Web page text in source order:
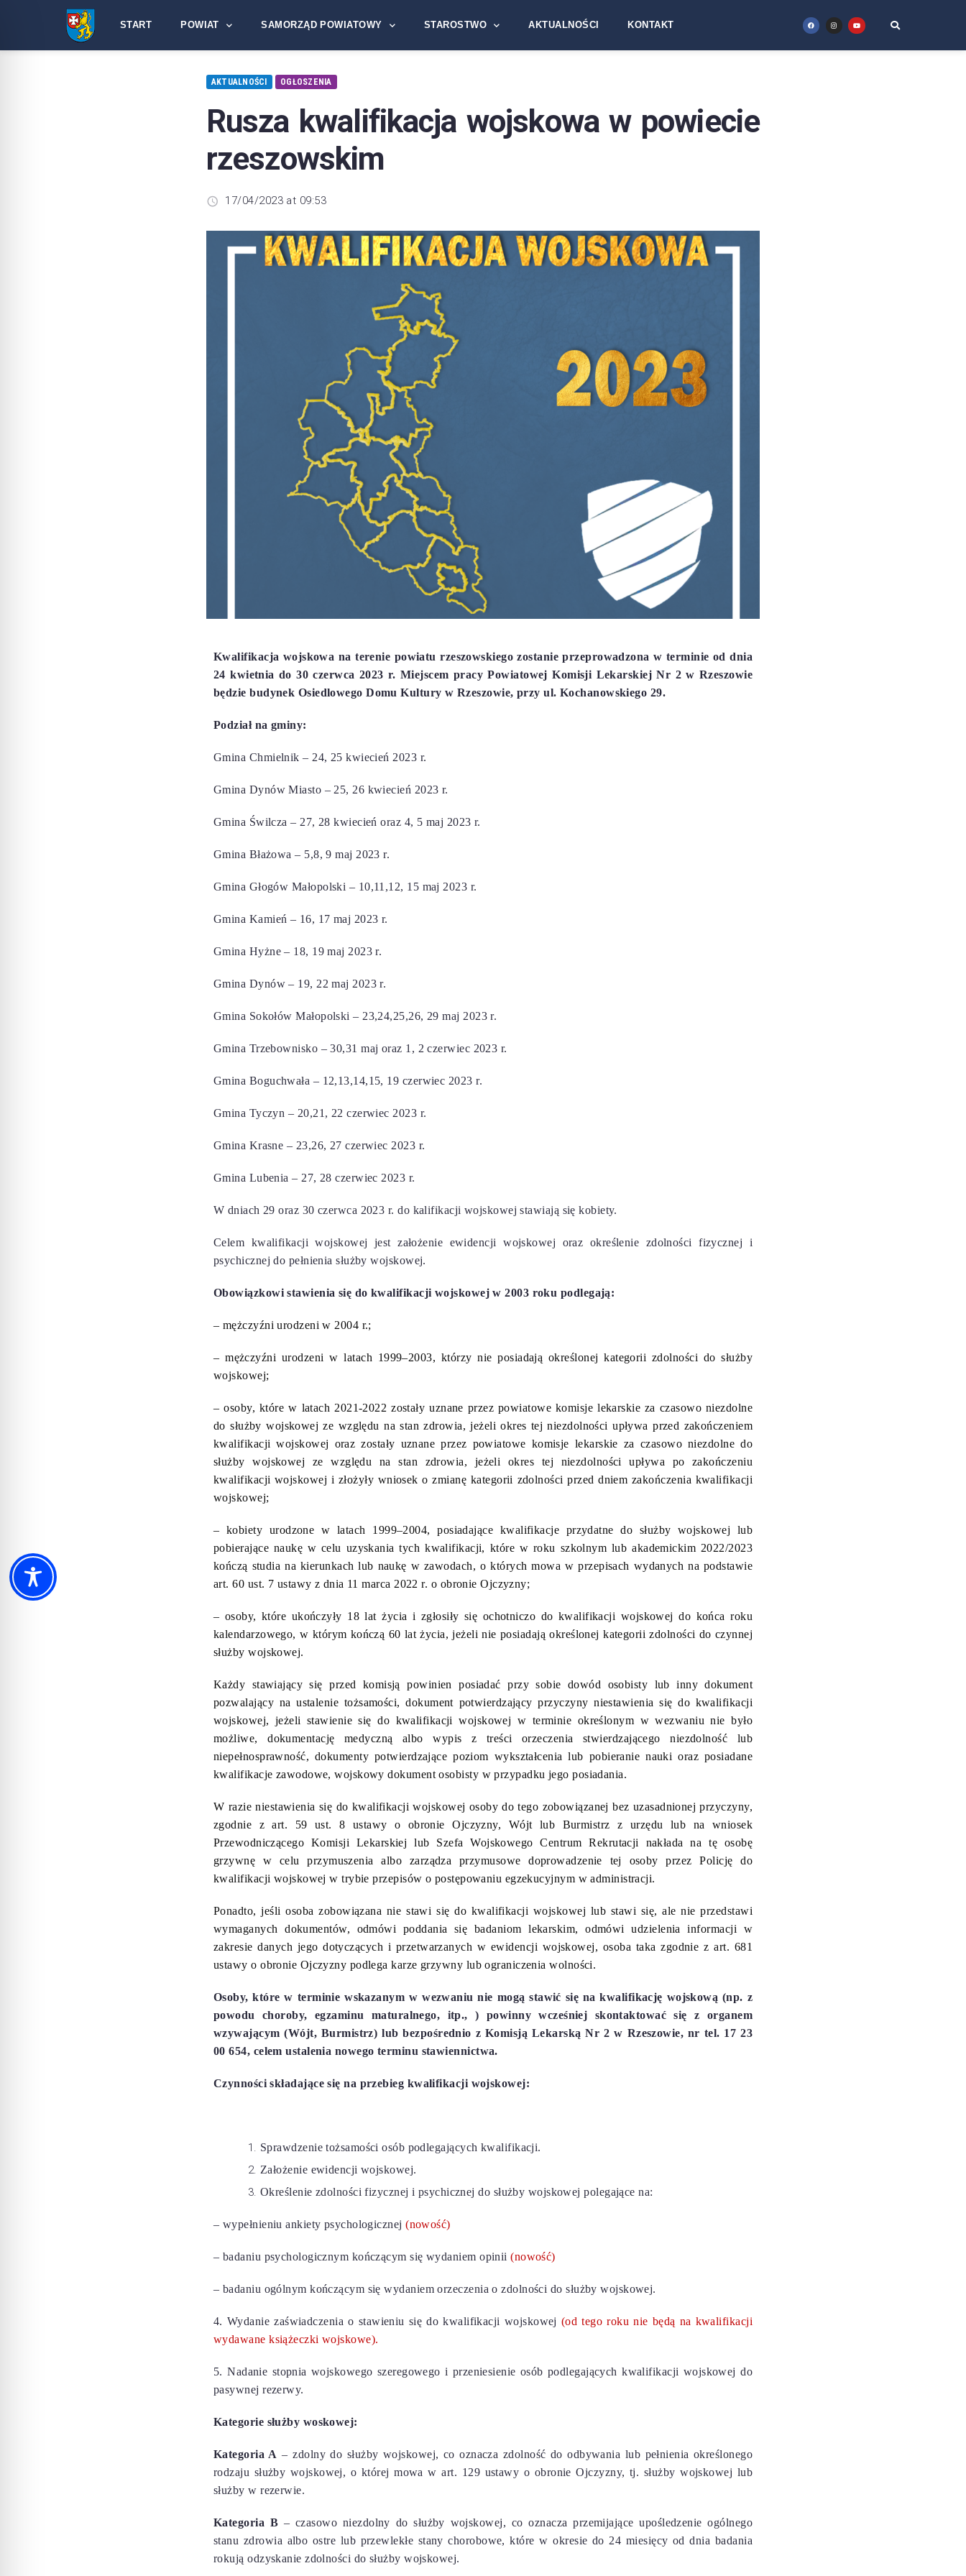
START POWIAT SAMORZĄD POWIATOWY STAROSTWO AKTUALNOŚCI KONTAKT
AKTUALNOŚCI OGŁOSZENIA
Rusza kwalifikacja wojskowa w powiecie
rzeszowskim
17/04/2023 at 09:53
Kwalifikacja wojskowa na terenie powiatu rzeszowskiego zostanie przeprowadzona w terminie od dnia
24 kwietnia do 30 czerwca 2023 r. Miejscem pracy Powiatowej Komisji Lekarskiej Nr 2 w Rzeszowie
będzie budynek Osiedlowego Domu Kultury w Rzeszowie, przy ul. Kochanowskiego 29.
Podział na gminy:
Gmina Chmielnik – 24, 25 kwiecień 2023 r.
Gmina Dynów Miasto – 25, 26 kwiecień 2023 r.
Gmina Świlcza – 27, 28 kwiecień oraz 4, 5 maj 2023 r.
Gmina Błażowa – 5,8, 9 maj 2023 r.
Gmina Głogów Małopolski – 10,11,12, 15 maj 2023 r.
Gmina Kamień – 16, 17 maj 2023 r.
Gmina Hyżne – 18, 19 maj 2023 r.
Gmina Dynów – 19, 22 maj 2023 r.
Gmina Sokołów Małopolski – 23,24,25,26, 29 maj 2023 r.
Gmina Trzebownisko – 30,31 maj oraz 1, 2 czerwiec 2023 r.
Gmina Boguchwała – 12,13,14,15, 19 czerwiec 2023 r.
Gmina Tyczyn – 20,21, 22 czerwiec 2023 r.
Gmina Krasne – 23,26, 27 czerwiec 2023 r.
Gmina Lubenia – 27, 28 czerwiec 2023 r.
W dniach 29 oraz 30 czerwca 2023 r. do kalifikacji wojskowej stawiają się kobiety.
Celem kwalifikacji wojskowej jest założenie ewidencji wojskowej oraz określenie zdolności fizycznej i
psychicznej do pełnienia służby wojskowej.
Obowiązkowi stawienia się do kwalifikacji wojskowej w 2003 roku podlegają:
– mężczyźni urodzeni w 2004 r.;
– mężczyźni urodzeni w latach 1999–2003, którzy nie posiadają określonej kategorii zdolności do służby
wojskowej;
– osoby, które w latach 2021-2022 zostały uznane przez powiatowe komisje lekarskie za czasowo niezdolne
do służby wojskowej ze względu na stan zdrowia, jeżeli okres tej niezdolności upływa przed zakończeniem
kwalifikacji wojskowej oraz zostały uznane przez powiatowe komisje lekarskie za czasowo niezdolne do
służby wojskowej ze względu na stan zdrowia, jeżeli okres tej niezdolności upływa po zakończeniu
kwalifikacji wojskowej i złożyły wniosek o zmianę kategorii zdolności przed dniem zakończenia kwalifikacji
wojskowej;
– kobiety urodzone w latach 1999–2004, posiadające kwalifikacje przydatne do służby wojskowej lub
pobierające naukę w celu uzyskania tych kwalifikacji, które w roku szkolnym lub akademickim 2022/2023
kończą studia na kierunkach lub naukę w zawodach, o których mowa w przepisach wydanych na podstawie
art. 60 ust. 7 ustawy z dnia 11 marca 2022 r. o obronie Ojczyzny;
– osoby, które ukończyły 18 lat życia i zgłosiły się ochotniczo do kwalifikacji wojskowej do końca roku
kalendarzowego, w którym kończą 60 lat życia, jeżeli nie posiadają określonej kategorii zdolności do czynnej
służby wojskowej.
Każdy stawiający się przed komisją powinien posiadać przy sobie dowód osobisty lub inny dokument
pozwalający na ustalenie tożsamości, dokument potwierdzający przyczyny niestawienia się do kwalifikacji
wojskowej, jeżeli stawienie się do kwalifikacji wojskowej w terminie określonym w wezwaniu nie było
możliwe, dokumentację medyczną albo wypis z treści orzeczenia stwierdzającego niezdolność lub
niepełnosprawność, dokumenty potwierdzające poziom wykształcenia lub pobieranie nauki oraz posiadane
kwalifikacje zawodowe, wojskowy dokument osobisty w przypadku jego posiadania.
W razie niestawienia się do kwalifikacji wojskowej osoby do tego zobowiązanej bez uzasadnionej przyczyny,
zgodnie z art. 59 ust. 8 ustawy o obronie Ojczyzny, Wójt lub Burmistrz z urzędu lub na wniosek
Przewodniczącego Komisji Lekarskiej lub Szefa Wojskowego Centrum Rekrutacji nakłada na tę osobę
grzywnę w celu przymuszenia albo zarządza przymusowe doprowadzenie tej osoby przez Policję do
kwalifikacji wojskowej w trybie przepisów o postępowaniu egzekucyjnym w administracji.
Ponadto, jeśli osoba zobowiązana nie stawi się do kwalifikacji wojskowej lub stawi się, ale nie przedstawi
wymaganych dokumentów, odmówi poddania się badaniom lekarskim, odmówi udzielenia informacji w
zakresie danych jego dotyczących i przetwarzanych w ewidencji wojskowej, osoba taka zgodnie z art. 681
ustawy o obronie Ojczyzny podlega karze grzywny lub ograniczenia wolności.
Osoby, które w terminie wskazanym w wezwaniu nie mogą stawić się na kwalifikację wojskową (np. z
powodu choroby, egzaminu maturalnego, itp., ) powinny wcześniej skontaktować się z organem
wzywającym (Wójt, Burmistrz) lub bezpośrednio z Komisją Lekarską Nr 2 w Rzeszowie, nr tel. 17 23
00 654, celem ustalenia nowego terminu stawiennictwa.
Czynności składające się na przebieg kwalifikacji wojskowej:
Sprawdzenie tożsamości osób podlegających kwalifikacji.
Założenie ewidencji wojskowej.
Określenie zdolności fizycznej i psychicznej do służby wojskowej polegające na:
– wypełnieniu ankiety psychologicznej(nowość)
– badaniu psychologicznym kończącym się wydaniem opinii(nowość)
– badaniu ogólnym kończącym się wydaniem orzeczenia o zdolności do służby wojskowej.
4. Wydanie zaświadczenia o stawieniu się do kwalifikacji wojskowej (od tego roku nie będą na kwalifikacji
wydawane książeczki wojskowe).
5. Nadanie stopnia wojskowego szeregowego i przeniesienie osób podlegających kwalifikacji wojskowej do
pasywnej rezerwy.
Kategorie służby woskowej:
Kategoria A – zdolny do służby wojskowej, co oznacza zdolność do odbywania lub pełnienia określonego
rodzaju służby wojskowej, o której mowa w art. 129 ustawy o obronie Ojczyzny, tj. służby wojskowej lub
służby w rezerwie.
Kategoria B – czasowo niezdolny do służby wojskowej, co oznacza przemijające upośledzenie ogólnego
stanu zdrowia albo ostre lub przewlekłe stany chorobowe, które w okresie do 24 miesięcy od dnia badania
rokują odzyskanie zdolności do służby wojskowej.